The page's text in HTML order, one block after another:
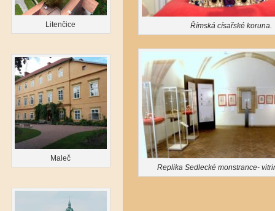
Litenčice
Maleč
Římská císařské koruna.
Replika Sedlecké monstrance-